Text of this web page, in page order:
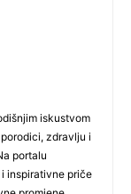
iskustvom
zdravlju i
portalu
inspirativne priče